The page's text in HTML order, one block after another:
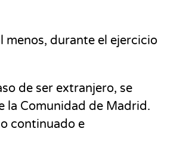
menos, durante el ejercicio
de ser extranjero, se
la Comunidad de Madrid.
continuado e